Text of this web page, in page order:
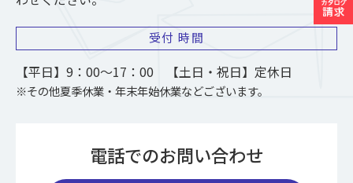
受付 時間
【平日】9：00～17：00 【土日・祝日】定休日
※その他夏季休業・年末年始休業などございます。
電話でのお問い合わせ